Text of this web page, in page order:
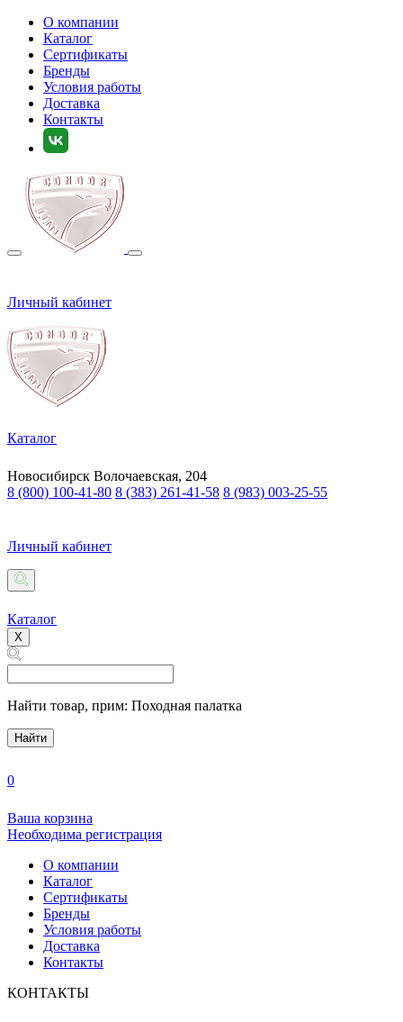
О компании
Каталог
Сертификаты
Бренды
Условия работы
Доставка
Контакты
Личный кабинет
Каталог
Новосибирск Волочаевская, 204
8 (800) 100-41-80 8 (383) 261-41-58 8 (983) 003-25-55
Личный кабинет
Каталог
X
Найти товар, прим: Походная палатка
Найти
0
Ваша корзина
Необходима регистрация
О компании
Каталог
Сертификаты
Бренды
Условия работы
Доставка
Контакты
КОНТАКТЫ